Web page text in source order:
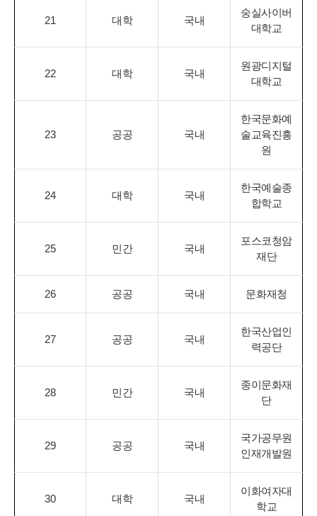
21 대학 국내
숭실사이버
대학교
22 대학 국내
원광디지털
대학교
23 공공 국내
한국문화예
술교육진흥
원
24 대학 국내
한국예술종
합학교
25 민간 국내
포스코청암
재단
26 공공 국내 문화재청
27 공공 국내
한국산업인
력공단
28 민간 국내
종이문화재
단
29 공공 국내
국가공무원
인재개발원
30 대학 국내
이화여자대
학교